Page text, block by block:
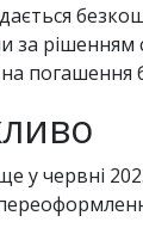
за рішенням
погашення
у червні